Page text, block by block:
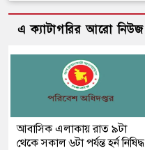
এ ক্যাটাগরির আরো নিউজ
আবাসিক এলাকায় রাত ৯টা
থেকে সকাল ৬টা পর্যন্ত হর্ন নিষিদ্ধ